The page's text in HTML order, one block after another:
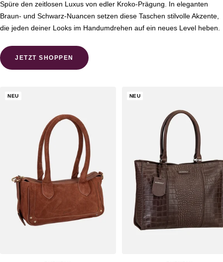
Spüre den zeitlosen Luxus von edler Kroko-Prägung. In eleganten
Braun- und Schwarz-Nuancen setzen diese Taschen stilvolle Akzente,
die jeden deiner Looks im Handumdrehen auf ein neues Level heben.
JETZT SHOPPEN
NEU NEU